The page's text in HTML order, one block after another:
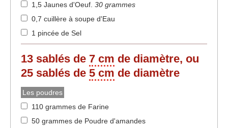
1,5 Jaunes d'Oeuf. 30 grammes
0,7 cuillère à soupe d'Eau
1 pincée de Sel
13 sablés de 7 cm de diamètre, ou
25 sablés de 5 cm de diamètre
Les poudres
110 grammes de Farine
50 grammes de Poudre d'amandes